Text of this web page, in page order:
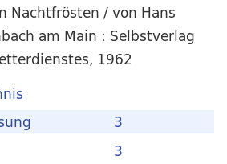
Nachtfrösten / von Hans
am Main : Selbstverlag
1962
3
3